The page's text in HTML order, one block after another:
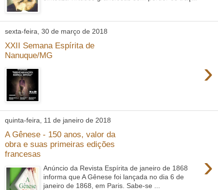
sexta-feira, 30 de março de 2018
XXII Semana Espírita de
Nanuque/MG
›
quinta-feira, 11 de janeiro de 2018
A Gênese - 150 anos, valor da
obra e suas primeiras edições
francesas
›
Anúncio da Revista Espírita de janeiro de 1868
informa que A Gênese foi lançada no dia 6 de
janeiro de 1868, em Paris. Sabe-se ...